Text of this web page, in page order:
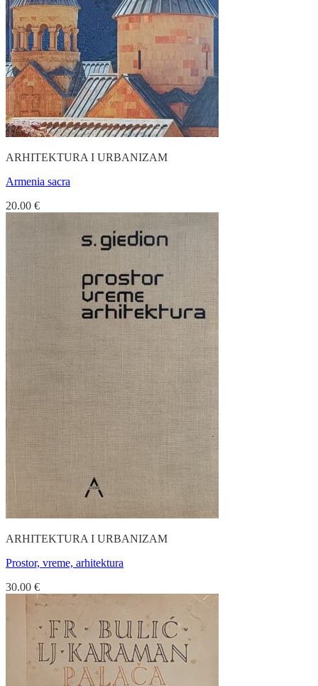
ARHITEKTURA I URBANIZAM
Armenia sacra
20.00 €
ARHITEKTURA I URBANIZAM
Prostor, vreme, arhitektura
30.00 €